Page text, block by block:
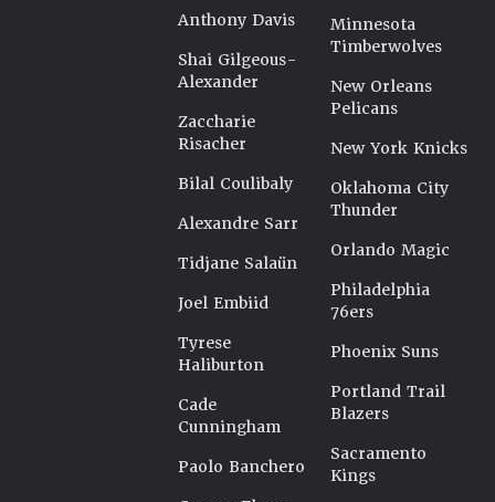
Anthony Davis
Shai Gilgeous-
Alexander
Zaccharie
Risacher
Bilal Coulibaly
Alexandre Sarr
Tidjane Salaün
Joel Embiid
Tyrese
Haliburton
Cade
Cunningham
Paolo Banchero
Minnesota
Timberwolves
New Orleans
Pelicans
New York Knicks
Oklahoma City
Thunder
Orlando Magic
Philadelphia
76ers
Phoenix Suns
Portland Trail
Blazers
Sacramento
Kings